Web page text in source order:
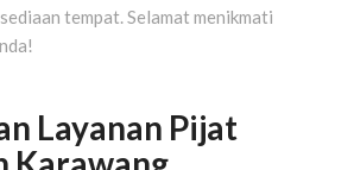
tempat. Selamat menikmati
Layanan Pijat